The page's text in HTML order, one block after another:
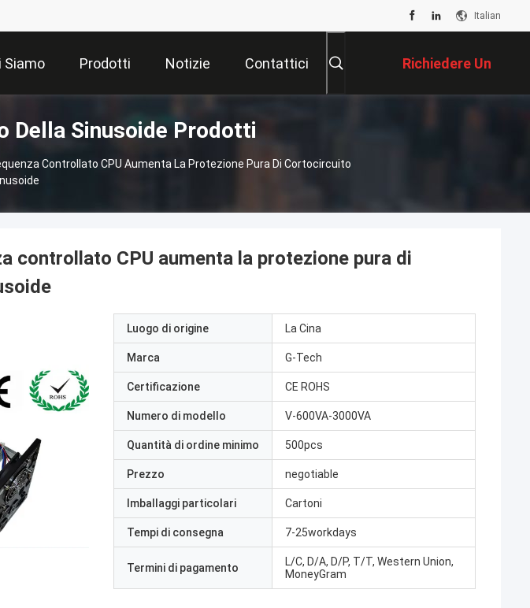
Italian
Siamo Prodotti Notizie Contattici Richiedere Un
Preventivo
Della Sinusoide Prodotti
Controllato CPU Aumenta La Protezione Pura Di Cortocircuito
controllato CPU aumenta la protezione pura di
Luogo di origine La Cina
Marca G-Tech
Certificazione CE ROHS
Numero di modello V-600VA-3000VA
Quantità di ordine minimo 500pcs
Prezzo negotiable
Imballaggi particolari Cartoni
Tempi di consegna 7-25workdays
Termini di pagamento
L/C, D/A, D/P, T/T, Western Union,
MoneyGram